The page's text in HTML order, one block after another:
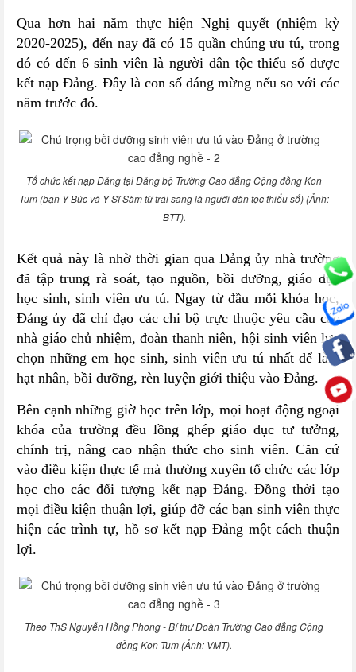
Qua hơn hai năm thực hiện Nghị quyết (nhiệm kỳ
2020-2025), đến nay đã có 15 quần chúng ưu tú, trong
đó có đến 6 sinh viên là người dân tộc thiểu số được
kết nạp Đảng. Đây là con số đáng mừng nếu so với các
năm trước đó.
Tổ chức kết nạp Đảng tại Đảng bộ Trường Cao đẳng Cộng đồng Kon
Tum (bạn Y Búc và Y Sĩ Sâm từ trái sang là người dân tộc thiểu số) (Ảnh:
BTT).
Kết quả này là nhờ thời gian qua Đảng ủy nhà trường
đã tập trung rà soát, tạo nguồn, bồi dưỡng, giáo dục
học sinh, sinh viên ưu tú. Ngay từ đầu mỗi khóa học,
Đảng ủy đã chỉ đạo các chi bộ trực thuộc yêu cầu các
nhà giáo chủ nhiệm, đoàn thanh niên, hội sinh viên lựa
chọn những em học sinh, sinh viên ưu tú nhất để làm
hạt nhân, bồi dưỡng, rèn luyện giới thiệu vào Đảng.
Bên cạnh những giờ học trên lớp, mọi hoạt động ngoại
khóa của trường đều lồng ghép giáo dục tư tưởng,
chính trị, nâng cao nhận thức cho sinh viên. Căn cứ
vào điều kiện thực tế mà thường xuyên tổ chức các lớp
học cho các đối tượng kết nạp Đảng. Đồng thời tạo
mọi điều kiện thuận lợi, giúp đỡ các bạn sinh viên thực
hiện các trình tự, hồ sơ kết nạp Đảng một cách thuận
lợi.
Theo ThS Nguyễn Hồng Phong - Bí thư Đoàn Trường Cao đẳng Cộng
đồng Kon Tum (Ảnh: VMT).